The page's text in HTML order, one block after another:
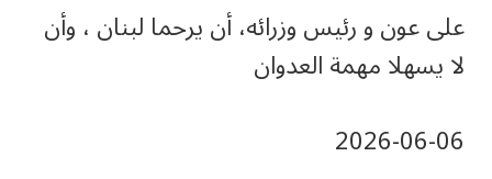
على عون و رئيس وزرائه، أن يرحما لبنان ، وأن
لا يسهلا مهمة العدوان
‎2026-‎06-‎06